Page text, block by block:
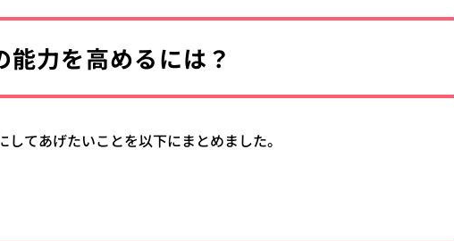
力を高めるには？
てあげたいことを以下にまとめました。